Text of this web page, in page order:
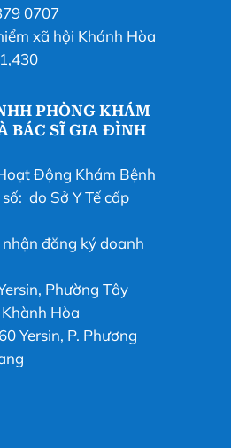
0707
xã hội Khánh Hòa
1,430
PHÒNG KHÁM
BÁC SĨ GIA ĐÌNH
Động Khám Bệnh
do Sở Y Tế cấp
đăng ký doanh
Phường Tây
Hòa
Yersin, P. Phương